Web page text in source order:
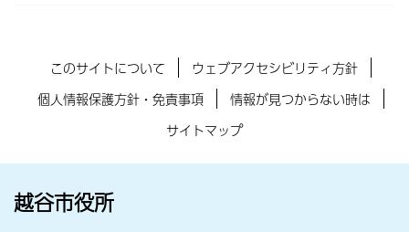
このサイトについて
ウェブアクセシビリティ方針
個人情報保護方針・免責事項
情報が見つからない時は
サイトマップ
越谷市役所